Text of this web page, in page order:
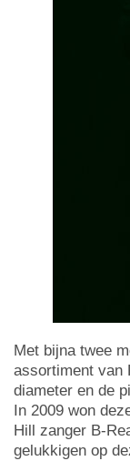
Met bijna twee
assortiment van
diameter en de
In 2009 won
Hill zanger B-
gelukkigen op